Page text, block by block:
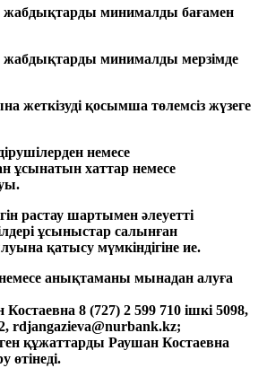
минималды бағамен
минималды мерзімде
жеткізуді қосымша төлемсіз жүзеге
немесе
ұсынатын хаттар немесе
растау шартымен әлеуетті
ұсыныстар салынған
қатысу мүмкіндігіне ие.
анықтаманы мынадан алуға
8 (727) 2 599 710 ішкі 5098,
rdjangazieva@nurbank.kz;
құжаттарды Раушан Костаевна
өтінеді.